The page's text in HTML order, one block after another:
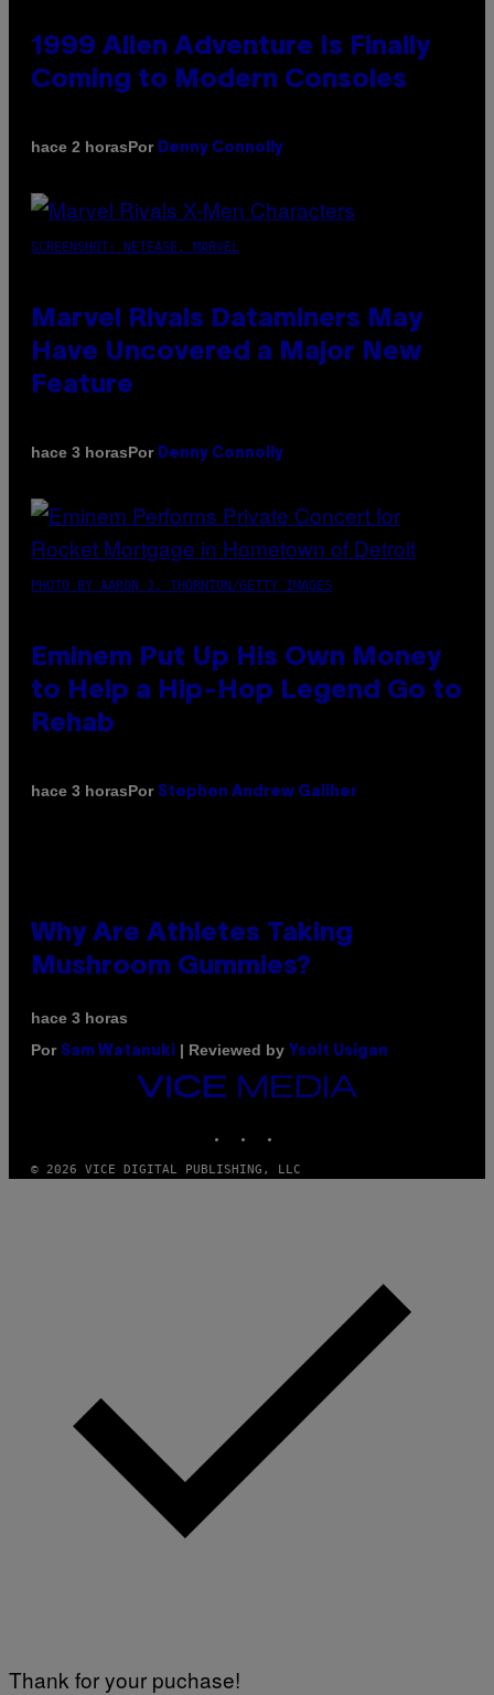
1999 Alien Adventure Is Finally
Coming to Modern Consoles
hace 2 horasPor Denny Connolly
SCREENSHOT: NETEASE, MARVEL
Marvel Rivals Dataminers May
Have Uncovered a Major New
Feature
hace 3 horasPor Denny Connolly
PHOTO BY AARON J. THORNTON/GETTY IMAGES
Eminem Put Up His Own Money
to Help a Hip-Hop Legend Go to
Rehab
hace 3 horasPor Stephen Andrew Galiher
Why Are Athletes Taking
Mushroom Gummies?
hace 3 horas
Por Sam Watanuki | Reviewed by Ysolt Usigan
VICE
MEDIA
© 2026 VICE DIGITAL PUBLISHING, LLC
Thank for your puchase!